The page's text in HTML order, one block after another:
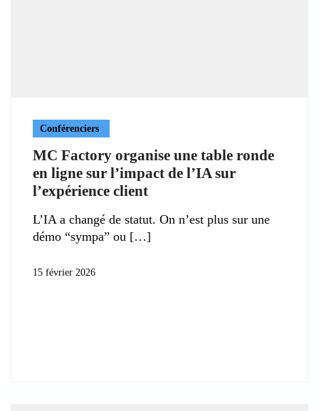
Conférenciers
MC Factory organise une table ronde
en ligne sur l’impact de l’IA sur
l’expérience client
L’IA a changé de statut. On n’est plus sur une
démo “sympa” ou
15 février 2026